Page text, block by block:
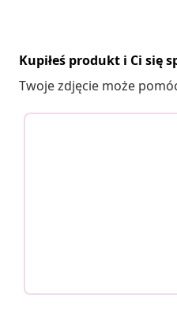
Kupiłeś produkt i Ci się
Twoje zdjęcie może